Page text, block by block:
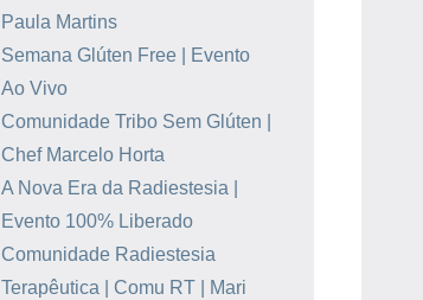
Paula Martins
Semana Glúten Free | Evento
Ao Vivo
Comunidade Tribo Sem Glúten |
Chef Marcelo Horta
A Nova Era da Radiestesia |
Evento 100% Liberado
Comunidade Radiestesia
Terapêutica | Comu RT | Mari